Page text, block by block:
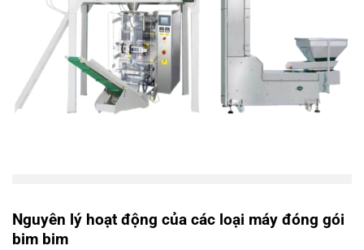
Nguyên lý hoạt động của các loại máy đóng gói
bim bim